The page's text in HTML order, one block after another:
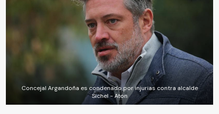
Concejal Argandoña es condenado por injurias contra alcalde
Sichel - Aton